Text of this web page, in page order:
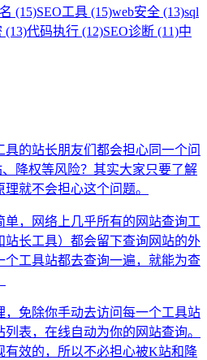
(15)SEO工具 (15)web安全 (13)sql
(13)代码执行 (12)SEO诊断 (11)中
的站长朋友们都会担心同一个问
降权等风险？其实大家只要了解
就不会担心这个问题。
单，网络上几乎所有的网站查询工
长工具）都会留下查询网站的外
工具站都去查询一遍，就能为查
免除你手动去访问每一个工具站
表，在线自动为你的网站查询。
有效的，所以不必担心被K站和降